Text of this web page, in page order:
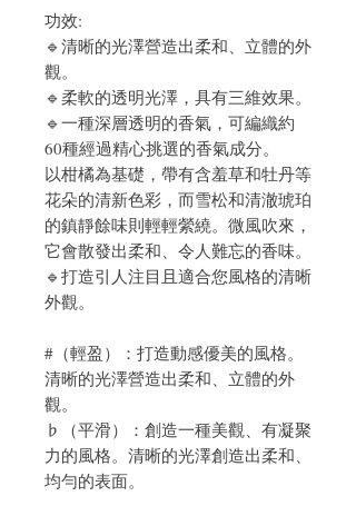
功效:
🔹清晰的光澤營造出柔和、立體的外
觀。
🔹柔軟的透明光澤，具有三維效果。
🔹一種深層透明的香氣，可編織約
60種經過精心挑選的香氣成分。
以柑橘為基礎，帶有含羞草和牡丹等
花朵的清新色彩，而雪松和清澈琥珀
的鎮靜餘味則輕輕縈繞。微風吹來，
它會散發出柔和、令人難忘的香味。
🔹打造引人注目且適合您風格的清晰
外觀。
#（輕盈）：打造動感優美的風格。
清晰的光澤營造出柔和、立體的外
觀。
♭（平滑）：創造一種美觀、有凝聚
力的風格。清晰的光澤創造出柔和、
均勻的表面。